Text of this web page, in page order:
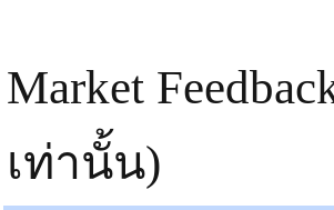
Market
เท่านั้น)